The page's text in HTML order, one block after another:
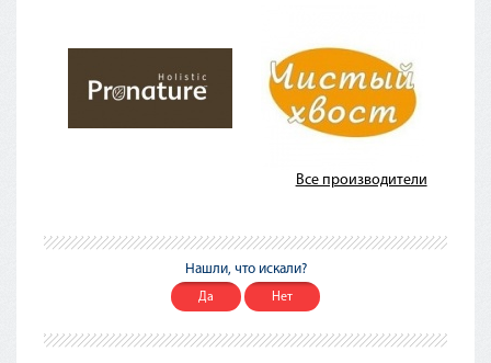
Все производители
Нашли, что искали?
Да Нет